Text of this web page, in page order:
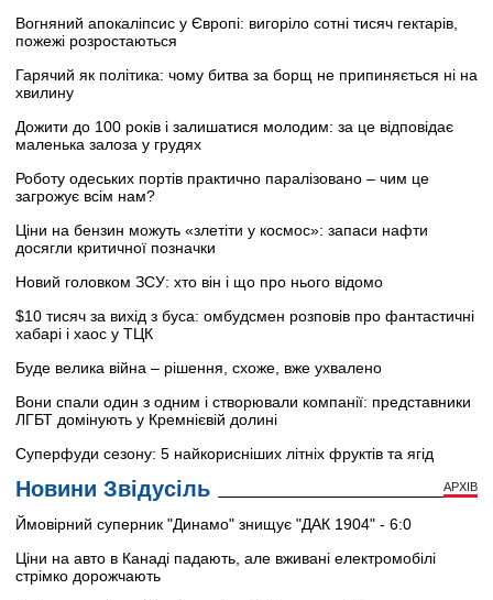
Вогняний апокаліпсис у Європі: вигоріло сотні тисяч гектарів,
пожежі розростаються
Гарячий як політика: чому битва за борщ не припиняється ні на
хвилину
Дожити до 100 років і залишатися молодим: за це відповідає
маленька залоза у грудях
Роботу одеських портів практично паралізовано – чим це
загрожує всім нам?
Ціни на бензин можуть «злетіти у космос»: запаси нафти
досягли критичної позначки
Новий головком ЗСУ: хто він і що про нього відомо
$10 тисяч за вихід з буса: омбудсмен розповів про фантастичні
хабарі і хаос у ТЦК
Буде велика війна – рішення, схоже, вже ухвалено
Вони спали один з одним і створювали компанії: представники
ЛГБТ домінують у Кремнієвій долині
Суперфуди сезону: 5 найкорисніших літніх фруктів та ягід
Новини Звідусіль АРХІВ
Ймовірний суперник "Динамо" знищує "ДАК 1904" - 6:0
Ціни на авто в Канаді падають, але вживані електромобілі
стрімко дорожчають